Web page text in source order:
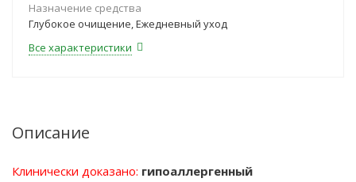
Назначение средства
Глубокое очищение, Ежедневный уход
Все характеристики
Описание
Клинически доказано: гипоаллергенный